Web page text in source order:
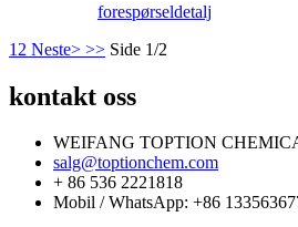
forespørseldetalj
1 2 Neste> >> Side 1/2
kontakt oss
WEIFANG TOPTION
salg@toptionchem.com
+ 86 536 2221818
Mobil / WhatsApp: +86